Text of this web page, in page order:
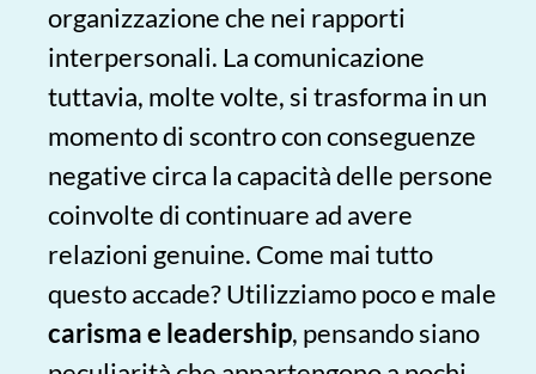
organizzazione che nei rapporti
interpersonali. La comunicazione
tuttavia, molte volte, si trasforma in un
momento di scontro con conseguenze
negative circa la capacità delle persone
coinvolte di continuare ad avere
relazioni genuine. Come mai tutto
questo accade? Utilizziamo poco e male
carisma e leadership, pensando siano